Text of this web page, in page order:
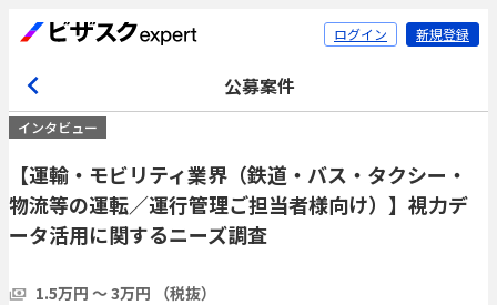
ログイン 新規登録
公募案件
インタビュー
【運輸・モビリティ業界（鉄道・バス・タクシー・
物流等の運転／運行管理ご担当者様向け）】視力デ
ータ活用に関するニーズ調査
1.5万円 〜 3万円 （税抜）